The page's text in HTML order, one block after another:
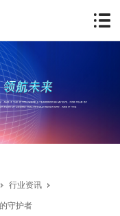
行业资讯
守护者